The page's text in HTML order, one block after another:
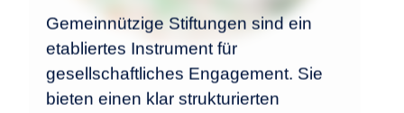
Gemeinnützige Stiftungen sind ein
etabliertes Instrument für
gesellschaftliches Engagement. Sie
bieten einen klar strukturierten